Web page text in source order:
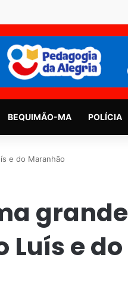
BEQUIMÃO-MA POLÍCIA
e do Maranhão
grande
Luís e do